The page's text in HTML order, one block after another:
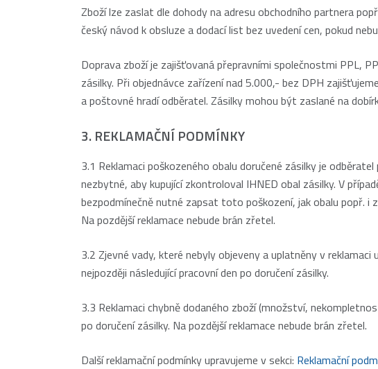
Zboží lze zaslat dle dohody na adresu obchodního partnera
český návod k obsluze a dodací list bez uvedení cen, pokud
Doprava zboží je zajišťovaná přepravními společnostmi PPL,
zásilky. Při objednávce zařízení nad 5.000,- bez DPH
a poštovné hradí odběratel. Zásilky mohou být zaslané na
3. REKLAMAČNÍ PODMÍNKY
3.1 Reklamaci poškozeného obalu doručené zásilky je
nezbytné, aby kupující zkontroloval IHNED obal zásilky. V
bezpodmínečně nutné zapsat toto poškození, jak obalu popř. i
Na pozdější reklamace nebude brán zřetel.
3.2 Zjevné vady, které nebyly objeveny a uplatněny v
nejpozději následující pracovní den po doručení zásilky.
3.3 Reklamaci chybně dodaného zboží (množství,
po doručení zásilky. Na pozdější reklamace nebude brán zřetel.
Další reklamační podmínky upravujeme v sekci: Reklamační